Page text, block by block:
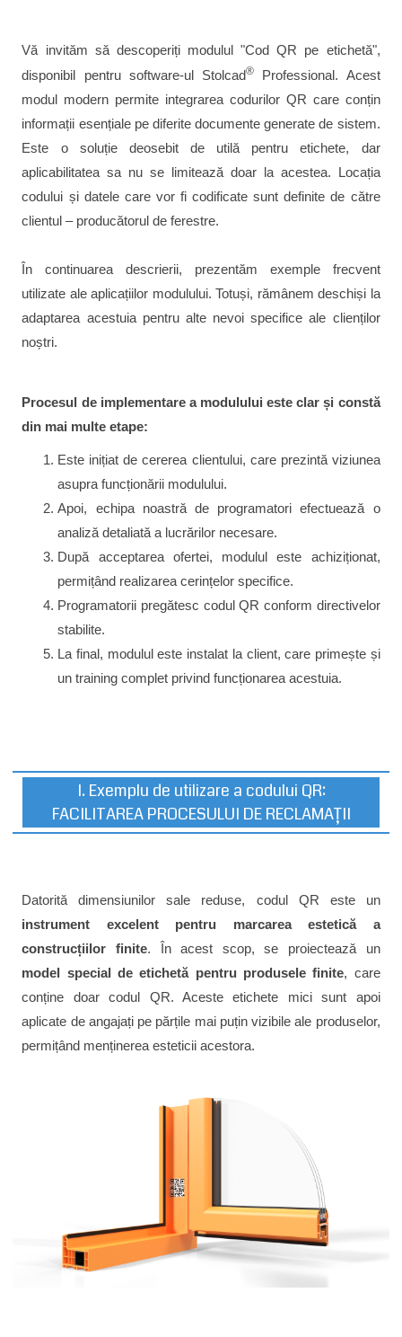
Vă invităm să descoperiți modulul "Cod QR pe etichetă",
disponibil pentru software-ul Stolcad®
Professional. Acest
modul modern permite integrarea codurilor QR care conțin
informații esențiale pe diferite documente generate de sistem.
Este o soluție deosebit de utilă pentru etichete, dar
aplicabilitatea sa nu se limitează doar la acestea. Locația
codului și datele care vor fi codificate sunt definite de către
clientul – producătorul de ferestre.
În continuarea descrierii, prezentăm exemple frecvent
utilizate ale aplicațiilor modulului. Totuși, rămânem deschiși la
adaptarea acestuia pentru alte nevoi specifice ale clienților
noștri.
Procesul de implementare a modulului este clar și constă
din mai multe etape:
Este inițiat de cererea clientului, care prezintă viziunea
asupra funcționării modulului.
Apoi, echipa noastră de programatori efectuează o
analiză detaliată a lucrărilor necesare.
După acceptarea ofertei, modulul este achiziționat,
permițând realizarea cerințelor specifice.
Programatorii pregătesc codul QR conform directivelor
stabilite.
La final, modulul este instalat la client, care primește și
un training complet privind funcționarea acestuia.
I. Exemplu de utilizare a codului QR:
FACILITAREA PROCESULUI DE RECLAMAȚII
Datorită dimensiunilor sale reduse, codul QR este un
instrument excelent pentru marcarea estetică a
construcțiilor finite. În acest scop, se proiectează un
model special de etichetă pentru produsele finite, care
conține doar codul QR. Aceste etichete mici sunt apoi
aplicate de angajați pe părțile mai puțin vizibile ale produselor,
permițând menținerea esteticii acestora.